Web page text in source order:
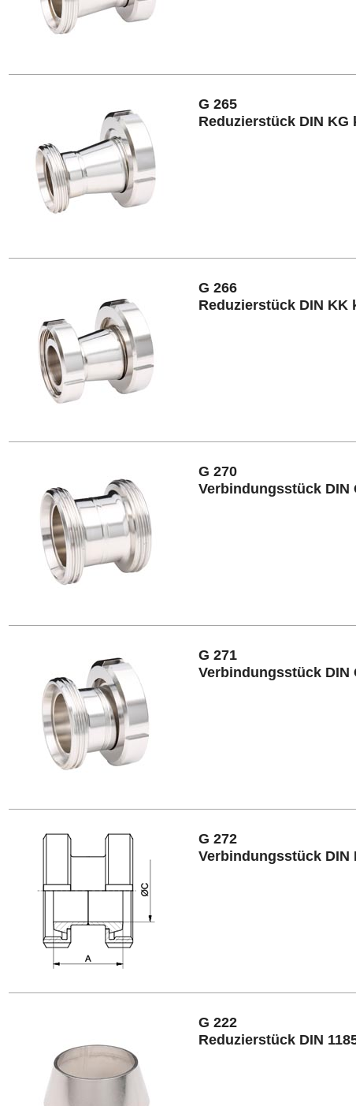
G 265
Reduzierstück DIN KG
G 266
Reduzierstück DIN KK
G 270
Verbindungsstück DIN
G 271
Verbindungsstück DIN
G 272
Verbindungsstück DIN
G 222
Reduzierstück DIN